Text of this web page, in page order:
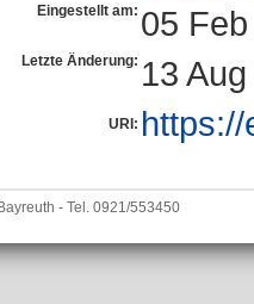
Eingestellt am: 05
Letzte Änderung: 13
URI:
- Tel. 0921/553450